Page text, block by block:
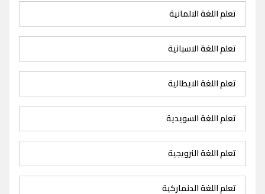
تعلم اللغة الالمانية
تعلم اللغة الاسبانية
تعلم اللغة الايطالية
تعلم اللغة السويدية
تعلم اللغة النرويجية
تعلم اللغة الدنماركية